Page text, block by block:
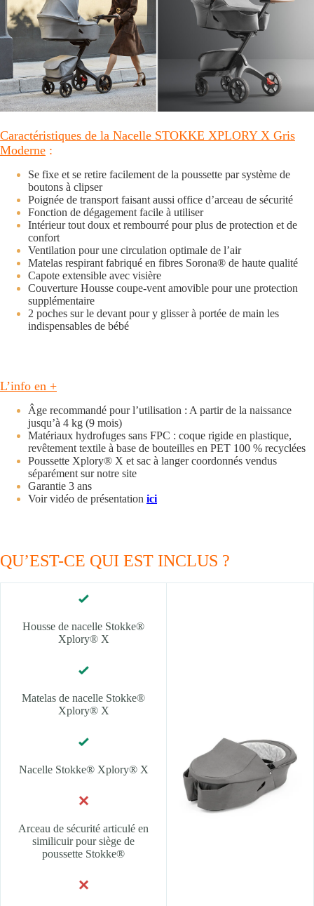
Caractéristiques de la Nacelle STOKKE XPLORY X Gris
Moderne :
Se fixe et se retire facilement de la poussette par système de
boutons à clipser
Poignée de transport faisant aussi office d’arceau de sécurité
Fonction de dégagement facile à utiliser
Intérieur tout doux et rembourré pour plus de protection et de
confort
Ventilation pour une circulation optimale de l’air
Matelas respirant fabriqué en fibres Sorona® de haute qualité
Capote extensible avec visière
Couverture Housse coupe-vent amovible pour une protection
supplémentaire ​
2 poches sur le devant pour y glisser à portée de main les
indispensables de bébé
L’info en +
Âge recommandé pour l’utilisation : A partir de la naissance
jusqu’à 4 kg (9 mois)
Matériaux hydrofuges sans FPC : coque rigide en plastique,
revêtement textile à base de bouteilles en PET 100 % recyclées
Poussette Xplory® X et sac à langer coordonnés vendus
séparément sur notre site
Garantie 3 ans
Voir vidéo de présentation ici
QU’EST-CE QUI EST INCLUS ?
Housse de nacelle Stokke®
Xplory® X
Matelas de nacelle Stokke®
Xplory® X
Nacelle Stokke® Xplory® X
Arceau de sécurité articulé en
similicuir pour siège de
poussette Stokke®